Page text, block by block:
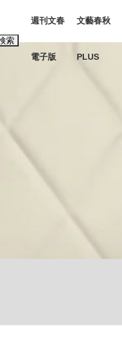
...
索
週刊文春
電子版
文藝春秋
PLUS